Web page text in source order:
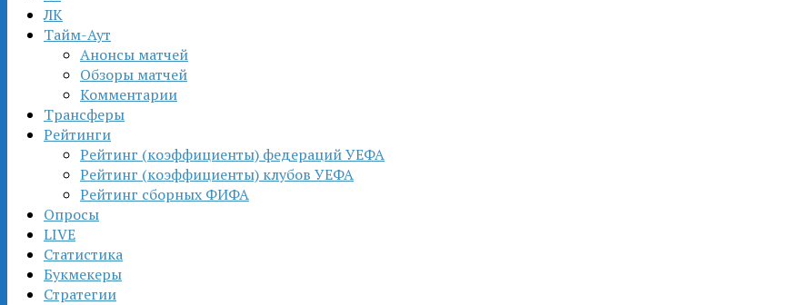
ЛК
Тайм-Аут
Анонсы матчей
Обзоры матчей
Комментарии
Трансферы
Рейтинги
Рейтинг (коэффициенты) федераций УЕФА
Рейтинг (коэффициенты) клубов УЕФА
Рейтинг сборных ФИФА
Опросы
LIVE
Статистика
Букмекеры
Стратегии